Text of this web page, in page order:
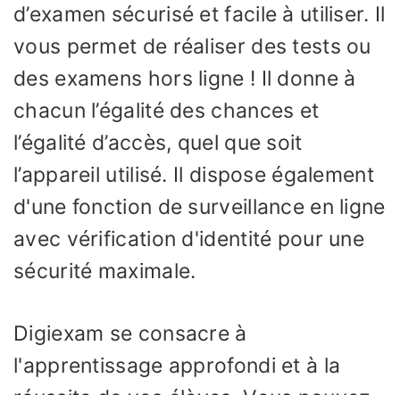
d’examen sécurisé et facile à utiliser. Il
vous permet de réaliser des tests ou
des examens hors ligne ! Il donne à
chacun l’égalité des chances et
l’égalité d’accès, quel que soit
l’appareil utilisé. Il dispose également
d'une fonction de surveillance en ligne
avec vérification d'identité pour une
sécurité maximale.
Digiexam se consacre à
l'apprentissage approfondi et à la